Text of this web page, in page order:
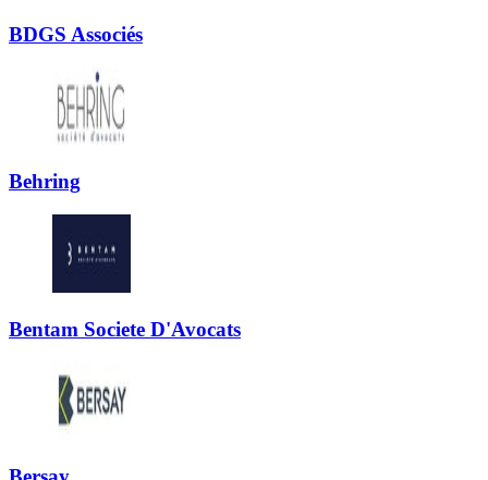
BDGS Associés
Behring
Bentam Societe D'Avocats